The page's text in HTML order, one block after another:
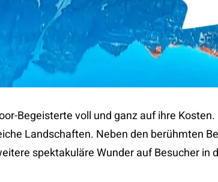
Begeisterte voll und ganz auf ihre
Landschaften. Neben den berühmten
spektakuläre Wunder auf Besucher in